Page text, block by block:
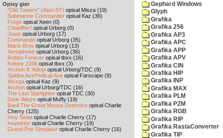
Opisy gier
"Old Towers" (Atari ST) opisał Misza (19)
Submarine Commander opisał Kaz (36)
Frogs opisał Xeen (0)
Choplifter! opisał Urborg (0)
Joust opisał Urborg (17)
Commando opisał Urborg (35)
Mario Bros opisał Urborg (13)
Xenophobe opisał Urborg (36)
Robbo Forever opisał tbxx (16)
Kolony 2106 opisał tbxx (3)
Archon II: Adept opisał Urborg/TDC (9)
Spitfire Ace/Hellcat Ace opisał Farscape (9)
Wyspa opisał Kaz (9)
Archon opisał Urborg/TDC (16)
The Last Starfighter opisał TDC (30)
Dwie Wieże opisał Muffy (19)
Basil The Great Mouse Detective opisał Charlie
Cherry (125)
Inny Świat opisał Charlie Cherry (17)
Inspektor opisał Charlie Cherry (19)
Grand Prix Simulator opisał Charlie Cherry (16)
Gephard Windows
Glyph
Grafika
Grafika 256
Grafika AP3
Grafika APC
Grafika APP
Grafika APV
Grafika CIN
Grafika HIP
Grafika INP
Grafika MAX
Grafika PLM
Grafika PZM
Grafika RGB
Grafika RIP
Grafika RastaConverter
Grafika TIP